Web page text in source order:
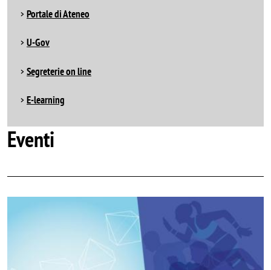
Portale di Ateneo
U-Gov
Segreterie on line
E-learning
Eventi